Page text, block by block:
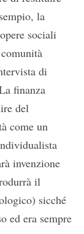
la
sociali
di
finanza
del
come un
invenzione
il
sicché
ed era sempre